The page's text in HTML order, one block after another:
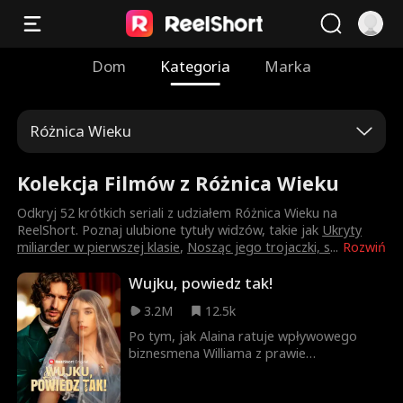
Dom Kategoria Marka
Różnica Wieku
Kolekcja Filmów z Różnica Wieku
Rozwiń
Odkryj 52 krótkich seriali z udziałem Różnica Wieku na
ReelShort. Poznaj ulubione tytuły widzów, takie jak Ukryty
miliarder w pierwszej klasie, Nosząc jego trojaczki, s...
Wujku, powiedz tak!
3.2M
12.5k
Po tym, jak Alaina ratuje wpływowego
biznesmena Williama z prawie